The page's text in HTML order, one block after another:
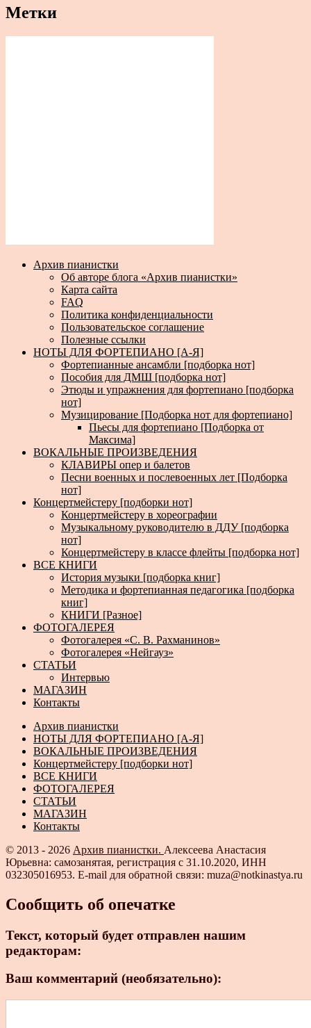
Метки
Архив пианистки
Об авторе блога «Архив пианистки»
Карта сайта
FAQ
Политика конфиденциальности
Пользовательское соглашение
Полезные ссылки
НОТЫ ДЛЯ ФОРТЕПИАНО [А-Я]
Фортепианные ансамбли [подборка нот]
Пособия для ДМШ [подборка нот]
Этюды и упражнения для фортепиано [подборка
нот]
Музицирование [Подборка нот для фортепиано]
Пьесы для фортепиано [Подборка от
Максима]
ВОКАЛЬНЫЕ ПРОИЗВЕДЕНИЯ
КЛАВИРЫ опер и балетов
Песни военных и послевоенных лет [Подборка
нот]
Концертмейстеру [подборки нот]
Концертмейстеру в хореографии
Музыкальному руководителю в ДДУ [подборка
нот]
Концертмейстеру в классе флейты [подборка нот]
ВСЕ КНИГИ
История музыки [подборка книг]
Методика и фортепианная педагогика [подборка
книг]
КНИГИ [Разное]
ФОТОГАЛЕРЕЯ
Фотогалерея «С. В. Рахманинов»
Фотогалерея «Нейгауз»
СТАТЬИ
Интервью
МАГАЗИН
Контакты
Архив пианистки
НОТЫ ДЛЯ ФОРТЕПИАНО [А-Я]
ВОКАЛЬНЫЕ ПРОИЗВЕДЕНИЯ
Концертмейстеру [подборки нот]
ВСЕ КНИГИ
ФОТОГАЛЕРЕЯ
СТАТЬИ
МАГАЗИН
Контакты
© 2013 - 2026 Архив пианистки. Алексеева Анастасия
Юрьевна: самозанятая, регистрация с 31.10.2020, ИНН
032305016953. E-mail для обратной связи: muza@notkinastya.ru
Сообщить об опечатке
Текст, который будет отправлен нашим
редакторам:
Ваш комментарий (необязательно):